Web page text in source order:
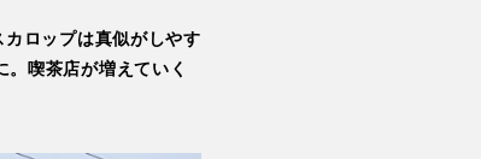
ロップは真似がしやす
喫茶店が増えていく